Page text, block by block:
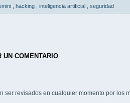
hacking inteligencia artificial seguridad
UN COMENTARIO
ser revisados en cualquier momento por los